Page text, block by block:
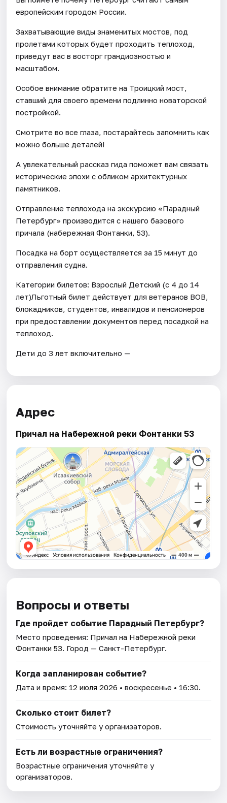
европейским городом России.
Захватывающие виды знаменитых мостов, под
пролетами которых будет проходить теплоход,
приведут вас в восторг грандиозностью и
масштабом.
Особое внимание обратите на Троицкий мост,
ставший для своего времени подлинно новаторской
постройкой.
Смотрите во все глаза, постарайтесь запомнить как
можно больше деталей!
А увлекательный рассказ гида поможет вам связать
исторические эпохи c обликом архитектурных
памятников.
Отправление теплохода на экскурсию «Парадный
Петербург» производится с нашего базового
причала (набережная Фонтанки, 53).
Посадка на борт осуществляется за 15 минут до
отправления судна.
Категории билетов: Взрослый Детский (с 4 до 14
лет)Льготный билет действует для ветеранов ВОВ,
блокадников, студентов, инвалидов и пенсионеров
при предоставлении документов перед посадкой на
теплоход.
Дети до 3 лет включительно —
Адрес
Причал на Набережной реки Фонтанки 53
Вопросы и ответы
Где пройдет событие Парадный Петербург?
Место проведения: Причал на Набережной реки
Фонтанки 53. Город — Санкт-Петербург.
Когда запланирован событие?
Дата и время: 12 июля 2026 • воскресенье • 16:30.
Сколько стоит билет?
Стоимость уточняйте у организаторов.
Есть ли возрастные ограничения?
Возрастные ограничения уточняйте у
организаторов.